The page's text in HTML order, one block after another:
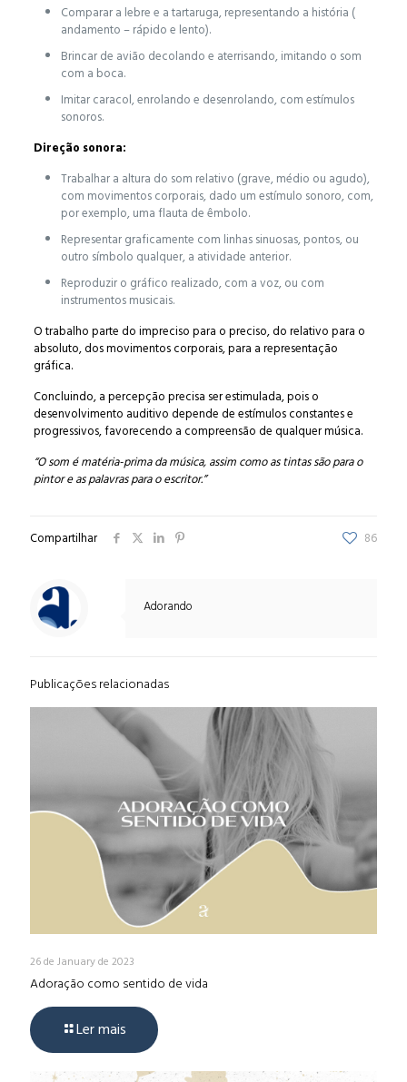
Comparar a lebre e a tartaruga, representando a história (
andamento – rápido e lento).
Brincar de avião decolando e aterrisando, imitando o som
com a boca.
Imitar caracol, enrolando e desenrolando, com estímulos
sonoros.
Direção sonora:
Trabalhar a altura do som relativo (grave, médio ou agudo),
com movimentos corporais, dado um estímulo sonoro, com,
por exemplo, uma flauta de êmbolo.
Representar graficamente com linhas sinuosas, pontos, ou
outro símbolo qualquer, a atividade anterior.
Reproduzir o gráfico realizado, com a voz, ou com
instrumentos musicais.
O trabalho parte do impreciso para o preciso, do relativo para o
absoluto, dos movimentos corporais, para a representação
gráfica.
Concluindo, a percepção precisa ser estimulada, pois o
desenvolvimento auditivo depende de estímulos constantes e
progressivos, favorecendo a compreensão de qualquer música.
“O som é matéria-prima da música, assim como as tintas são para o
pintor e as palavras para o escritor.”
Compartilhar 86
Adorando
Publicações relacionadas
26 de January de 2023
Adoração como sentido de vida
Ler mais